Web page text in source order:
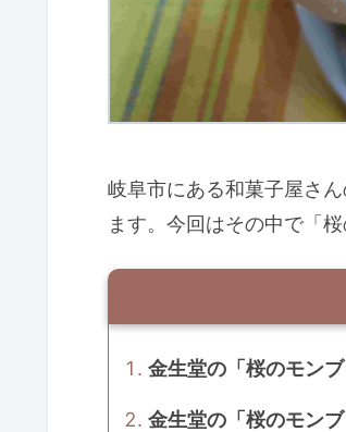
岐阜市にある和菓子屋さ
ます。今回はその中で「
金生堂の「桜のモン
金生堂の「桜のモン